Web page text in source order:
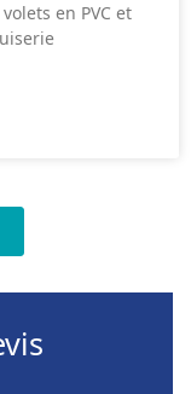
en PVC et